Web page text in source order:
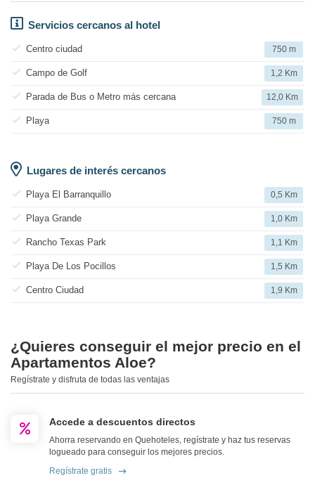
Servicios cercanos al hotel
Centro ciudad 750 m
Campo de Golf 1,2 Km
Parada de Bus o Metro más cercana 12,0 Km
Playa 750 m
Lugares de interés cercanos
Playa El Barranquillo 0,5 Km
Playa Grande 1,0 Km
Rancho Texas Park 1,1 Km
Playa De Los Pocillos 1,5 Km
Centro Ciudad 1,9 Km
¿Quieres conseguir el mejor precio en el
Apartamentos Aloe?
Regístrate y disfruta de todas las ventajas
Accede a descuentos directos
Ahorra reservando en Quehoteles, regístrate y haz tus reservas
logueado para conseguir los mejores precios.
Regístrate gratis